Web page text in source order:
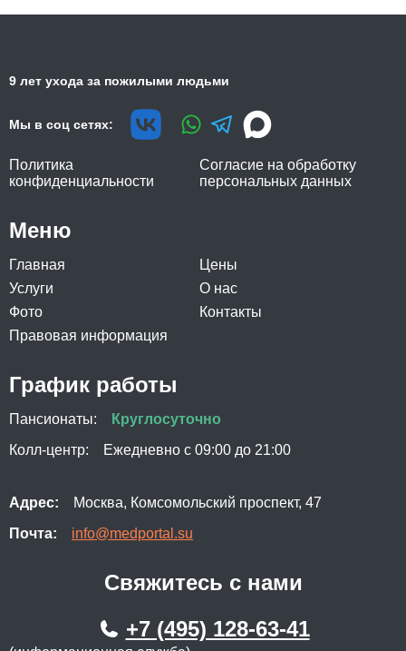
9 лет ухода за пожилыми людьми
Мы в соц сетях:
Политика
конфиденциальности
Согласие на обработку
персональных данных
Меню
Главная
Цены
Услуги
О нас
Фото
Контакты
Правовая информация
График работы
Пансионаты:
Круглосуточно
Колл-центр:
Ежедневно с 09:00 до 21:00
Адрес:
Москва, Комсомольский проспект, 47
Почта:
info@medportal.su
Свяжитесь с нами
+7 (495) 128-63-41